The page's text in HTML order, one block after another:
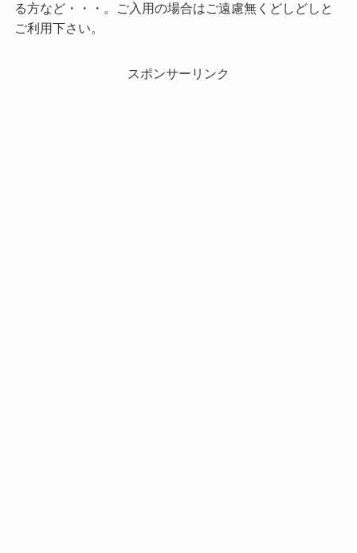
る方など・・・。ご入用の場合はご遠慮無くどしどしと
ご利用下さい。
スポンサーリンク